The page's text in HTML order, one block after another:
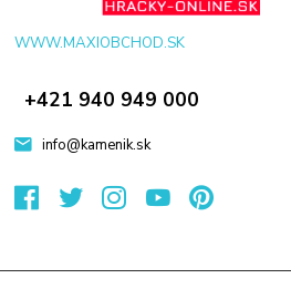
WWW.MAXIOBCHOD.SK
+421 940 949 000
info@kamenik.sk